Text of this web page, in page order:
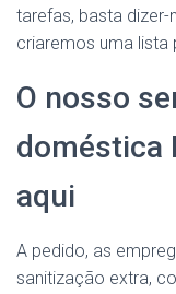
tarefas, basta dizer-
criaremos uma lista
O nosso
doméstica
aqui
A pedido, as
sanitização extra,